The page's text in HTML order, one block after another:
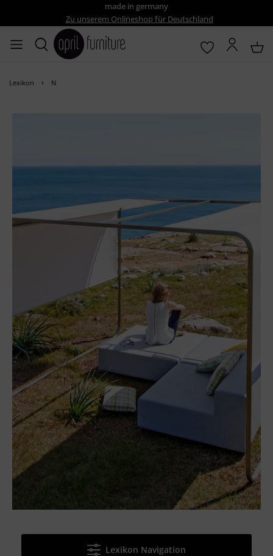
made in germany
Zu unserem Onlineshop für Deutschland
Lexikon N
Lexikon Navigation